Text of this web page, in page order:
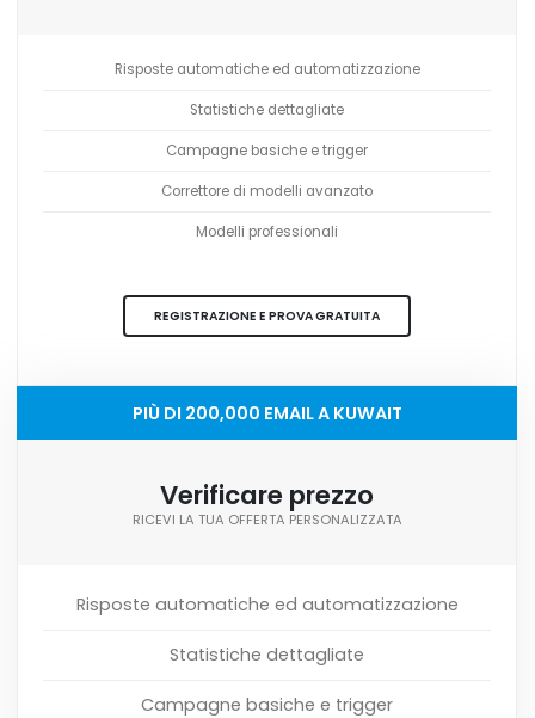
Risposte automatiche ed automatizzazione
Statistiche dettagliate
Campagne basiche e trigger
Correttore di modelli avanzato
Modelli professionali
REGISTRAZIONE E PROVA GRATUITA
PIÙ DI 200,000 EMAIL A KUWAIT
Verificare prezzo
RICEVI LA TUA OFFERTA PERSONALIZZATA
Risposte automatiche ed automatizzazione
Statistiche dettagliate
Campagne basiche e trigger